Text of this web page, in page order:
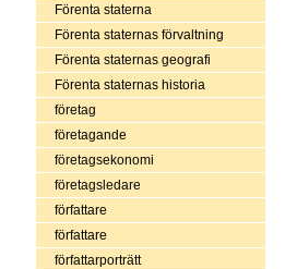
Förenta staterna
Förenta staternas förvaltning
Förenta staternas geografi
Förenta staternas historia
företag
företagande
företagsekonomi
företagsledare
författare
författare
författarporträtt